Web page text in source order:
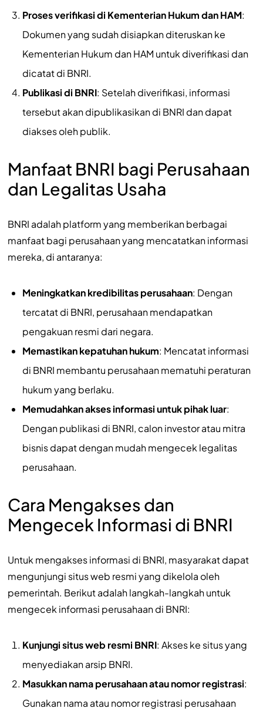
Proses verifikasi di Kementerian Hukum dan HAM:
Dokumen yang sudah disiapkan diteruskan ke
Kementerian Hukum dan HAM untuk diverifikasi dan
dicatat di BNRI.
Publikasi di BNRI: Setelah diverifikasi, informasi
tersebut akan dipublikasikan di BNRI dan dapat
diakses oleh publik.
Manfaat BNRI bagi Perusahaan
dan Legalitas Usaha
BNRI adalah platform yang memberikan berbagai
manfaat bagi perusahaan yang mencatatkan informasi
mereka, di antaranya:
Meningkatkan kredibilitas perusahaan: Dengan
tercatat di BNRI, perusahaan mendapatkan
pengakuan resmi dari negara.
Memastikan kepatuhan hukum: Mencatat informasi
di BNRI membantu perusahaan mematuhi peraturan
hukum yang berlaku.
Memudahkan akses informasi untuk pihak luar:
Dengan publikasi di BNRI, calon investor atau mitra
bisnis dapat dengan mudah mengecek legalitas
perusahaan.
Cara Mengakses dan
Mengecek Informasi di BNRI
Untuk mengakses informasi di BNRI, masyarakat dapat
mengunjungi situs web resmi yang dikelola oleh
pemerintah. Berikut adalah langkah-langkah untuk
mengecek informasi perusahaan di BNRI:
Kunjungi situs web resmi BNRI: Akses ke situs yang
menyediakan arsip BNRI.
Masukkan nama perusahaan atau nomor registrasi:
Gunakan nama atau nomor registrasi perusahaan